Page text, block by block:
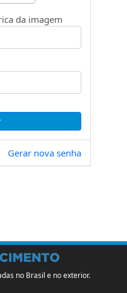
da imagem
Gerar nova senha
no Brasil e no exterior.